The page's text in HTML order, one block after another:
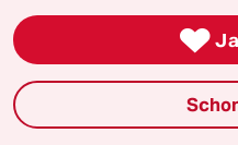
klima update°
Mauerecho
Freie Rede
